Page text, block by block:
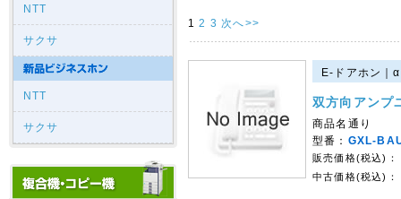
NTT
サクサ
NTT
サクサ
1 2 3 次へ>>
E-ドアホン
双方向アンプ
商品名通り
型番： GXL-
販売価格(税込)：
中古価格(税込)：